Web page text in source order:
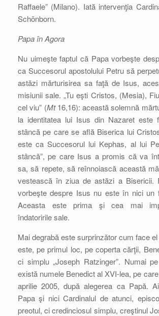
Raffaele” (Milano). Iată intervenţia
Schönborn.
Papa în Agora
Nu uimeşte faptul că Papa vorbeşte
ca Succesorul apostolului Petru să
astăzi mărturisirea sa faţă de Isus,
misiunii sale. „Tu eşti Cristos, (Mesia),
cel viu” (Mt16,16): această solemnă
la identitatea lui Isus din Nazaret este
stâncă pe care se află Biserica lui
este ca Succesorul lui Kephas, al lui
stâncă”, pe care Isus a promis că va
sa, să repete, să reînnoiască această
vestească în ziua de astăzi a Bisericii.
vorbeşte despre Isus nu este în nici un
Aceasta este prima şi cea mai
îndatoririle sale.
Mai degrabă este surprinzător cum face
este, pe primul loc, pe coperta cărţii,
ci simplu „Joseph Ratzinger”. Numai
există numele Benedict al XVI-lea, pe
aprilie 2005, după alegerea ca Papă.
Papa şi nici Cardinalul de atunci,
preotul, ci credinciosul simplu, creştinul